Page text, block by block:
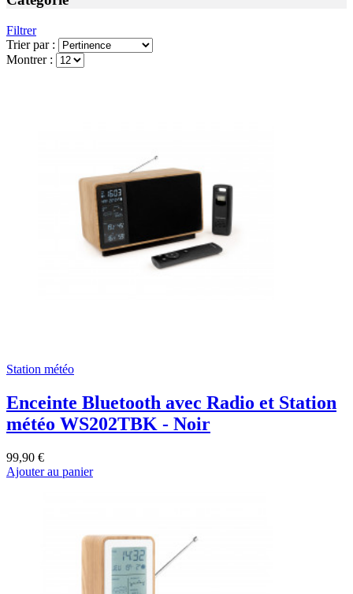
Filtrer
Trier par :
Montrer :
Station météo
Enceinte Bluetooth avec Radio et Station
météo WS202TBK - Noir
99,90 €
Ajouter au panier